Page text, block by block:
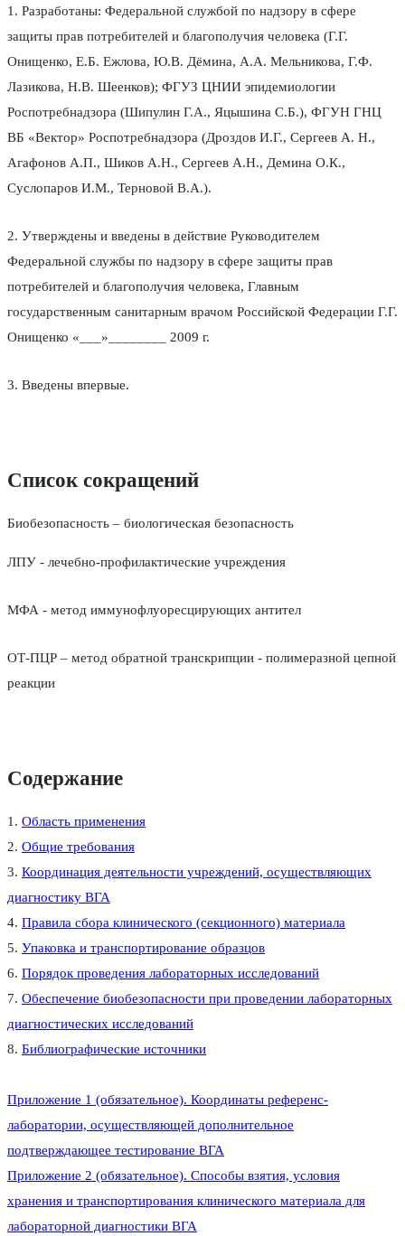
1. Разработаны: Федеральной службой по надзору в сфере
защиты прав потребителей и благополучия человека (Г.Г.
Онищенко, Е.Б. Ежлова, Ю.В. Дёмина, А.А. Мельникова, Г.Ф.
Лазикова, Н.В. Шеенков); ФГУЗ ЦНИИ эпидемиологии
Роспотребнадзора (Шипулин Г.А., Яцышина С.Б.), ФГУН ГНЦ
ВБ «Вектор» Роспотребнадзора (Дроздов И.Г., Сергеев А. Н.,
Агафонов А.П., Шиков А.Н., Сергеев А.Н., Демина О.К.,
Суслопаров И.М., Терновой В.А.).
2. Утверждены и введены в действие Руководителем
Федеральной службы по надзору в сфере защиты прав
потребителей и благополучия человека, Главным
государственным санитарным врачом Российской Федерации Г.Г.
Онищенко «___»________ 2009 г.
3. Введены впервые.
Список сокращений
Биобезопасность – биологическая безопасность
ЛПУ - лечебно-профилактические учреждения
МФА - метод иммунофлуоресцирующих антител
ОТ-ПЦР – метод обратной транскрипции - полимеразной цепной
реакции
Содержание
1. Область применения
2. Общие требования
3. Координация деятельности учреждений, осуществляющих
диагностику ВГА
4. Правила сбора клинического (секционного) материала
5. Упаковка и транспортирование образцов
6. Порядок проведения лабораторных исследований
7. Обеспечение биобезопасности при проведении лабораторных
диагностических исследований
8. Библиографические источники
Приложение 1 (обязательное). Координаты референс-
лаборатории, осуществляющей дополнительное
подтверждающее тестирование ВГА
Приложение 2 (обязательное). Способы взятия, условия
хранения и транспортирования клинического материала для
лабораторной диагностики ВГА